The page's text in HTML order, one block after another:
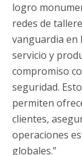
logro
redes de
vanguardia en
servicio y
compromiso
seguridad.
permiten
clientes,
operaciones
globales.”